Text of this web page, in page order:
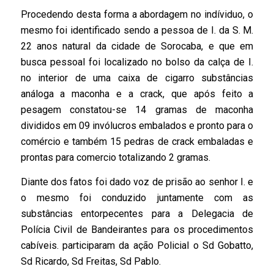
Procedendo desta forma a abordagem no indíviduo, o
mesmo foi identificado sendo a pessoa de I. da S. M.
22 anos natural da cidade de Sorocaba, e que em
busca pessoal foi localizado no bolso da calça de I.
no interior de uma caixa de cigarro substâncias
análoga a maconha e a crack, que após feito a
pesagem constatou-se 14 gramas de maconha
divididos em 09 invólucros embalados e pronto para o
comércio e também 15 pedras de crack embaladas e
prontas para comercio totalizando 2 gramas.
Diante dos fatos foi dado voz de prisão ao senhor I. e
o mesmo foi conduzido juntamente com as
substâncias entorpecentes para a Delegacia de
Polícia Civil de Bandeirantes para os procedimentos
cabíveis. participaram da ação Policial o Sd Gobatto,
Sd Ricardo, Sd Freitas, Sd Pablo.